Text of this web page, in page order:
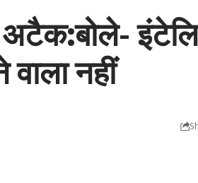
अटैक:बोले-
नहीं